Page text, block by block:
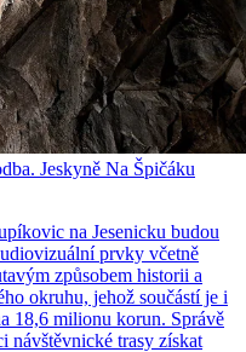
Jeskyně Na Špičáku
na Jesenicku budou
prvky včetně
způsobem historii a
okruhu, jehož součástí je i
18,6 milionu korun. Správě
návštěvnické trasy získat